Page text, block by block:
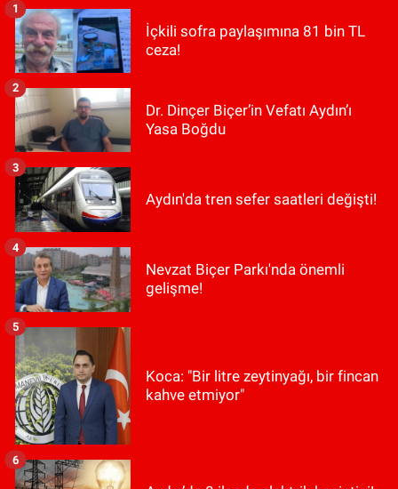
İçkili sofra paylaşımına 81 bin TL
ceza!
1
Dr. Dinçer Biçer’in Vefatı Aydın’ı
Yasa Boğdu
2
Aydın'da tren sefer saatleri değişti!
3
Nevzat Biçer Parkı'nda önemli
gelişme!
4
Koca: "Bir litre zeytinyağı, bir fincan
kahve etmiyor"
5
6